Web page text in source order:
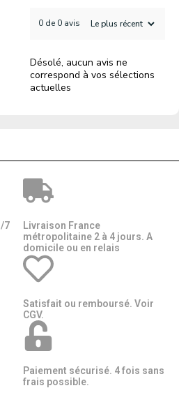
0 de 0 avis
Désolé, aucun avis ne
correspond à vos sélections
actuelles
7
Livraison France
métropolitaine 2 à 4 jours. A
domicile ou en relais​​
Satisfait ou remboursé. Voir
CGV.
Paiement sécurisé. 4 fois sans
frais possible.